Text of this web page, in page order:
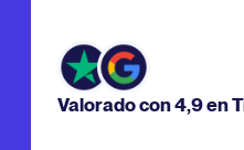
Valorado con 4,9 en